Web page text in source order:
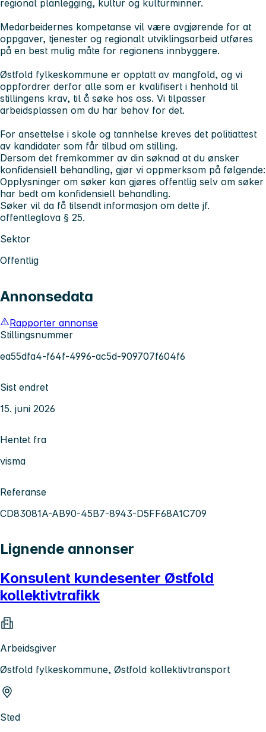
regional planlegging, kultur og kulturminner.
Medarbeidernes kompetanse vil være avgjørende for at
oppgaver, tjenester og regionalt utviklingsarbeid utføres
på en best mulig måte for regionens innbyggere.
Østfold fylkeskommune er opptatt av mangfold, og vi
oppfordrer derfor alle som er kvalifisert i henhold til
stillingens krav, til å søke hos oss. Vi tilpasser
arbeidsplassen om du har behov for det.
For ansettelse i skole og tannhelse kreves det politiattest
av kandidater som får tilbud om stilling.
Dersom det fremkommer av din søknad at du ønsker
konfidensiell behandling, gjør vi oppmerksom på følgende:
Opplysninger om søker kan gjøres offentlig selv om søker
har bedt om konfidensiell behandling.
Søker vil da få tilsendt informasjon om dette jf.
offentleglova § 25.
Sektor
Offentlig
Annonsedata
Rapporter annonse
Stillingsnummer
ea55dfa4-f64f-4996-ac5d-909707f604f6
Sist endret
15. juni 2026
Hentet fra
visma
Referanse
CD83081A-AB90-45B7-8943-D5FF68A1C709
Lignende annonser
Konsulent kundesenter Østfold
kollektivtrafikk
Arbeidsgiver
Østfold fylkeskommune, Østfold kollektivtransport
Sted